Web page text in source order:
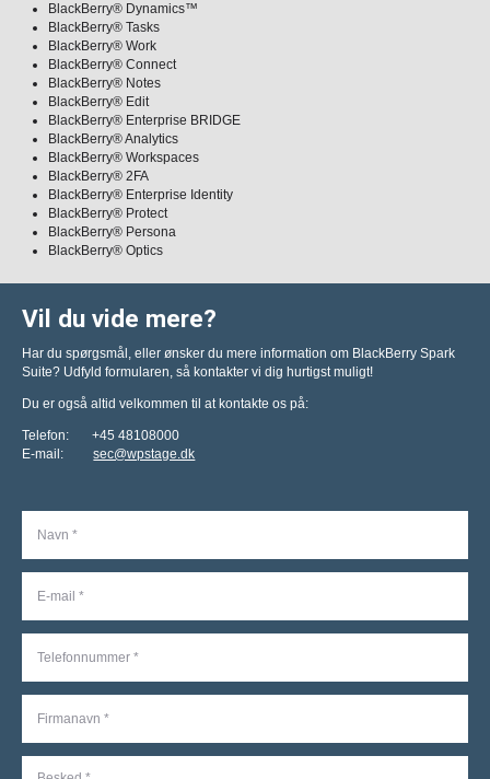
BlackBerry® Dynamics™
BlackBerry® Tasks
BlackBerry® Work
BlackBerry® Connect
BlackBerry® Notes
BlackBerry® Edit
BlackBerry® Enterprise BRIDGE
BlackBerry® Analytics
BlackBerry® Workspaces
BlackBerry® 2FA
BlackBerry® Enterprise Identity
BlackBerry® Protect
BlackBerry® Persona
BlackBerry® Optics
Vil du vide mere?
Har du spørgsmål, eller ønsker du mere information om BlackBerry Spark
Suite? Udfyld formularen, så kontakter vi dig hurtigst muligt!
Du er også altid velkommen til at kontakte os på:
Telefon: +45 48108000
E-mail:sec@wpstage.dk